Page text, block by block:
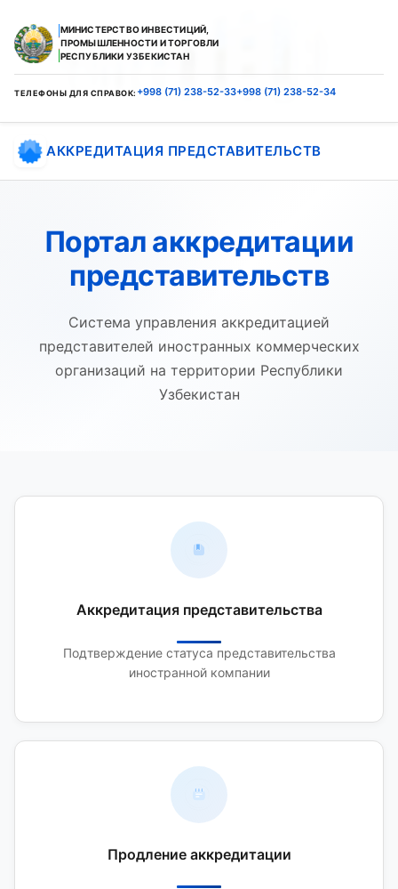
МИНИСТЕРСТВО ИНВЕСТИЦИЙ,
ПРОМЫШЛЕННОСТИ И ТОРГОВЛИ
РЕСПУБЛИКИ УЗБЕКИСТАН
ТЕЛЕФОНЫ ДЛЯ СПРАВОК: +998 (71) 238-52-33+998 (71) 238-52-34
АККРЕДИТАЦИЯ ПРЕДСТАВИТЕЛЬСТВ
Портал аккредитации
представительств
Cистема управления аккредитацией
представителей иностранных коммерческих
организаций на территории Республики
Узбекистан
Аккредитация представительства
Подтверждение статуса представительства
иностранной компании
Продление аккредитации